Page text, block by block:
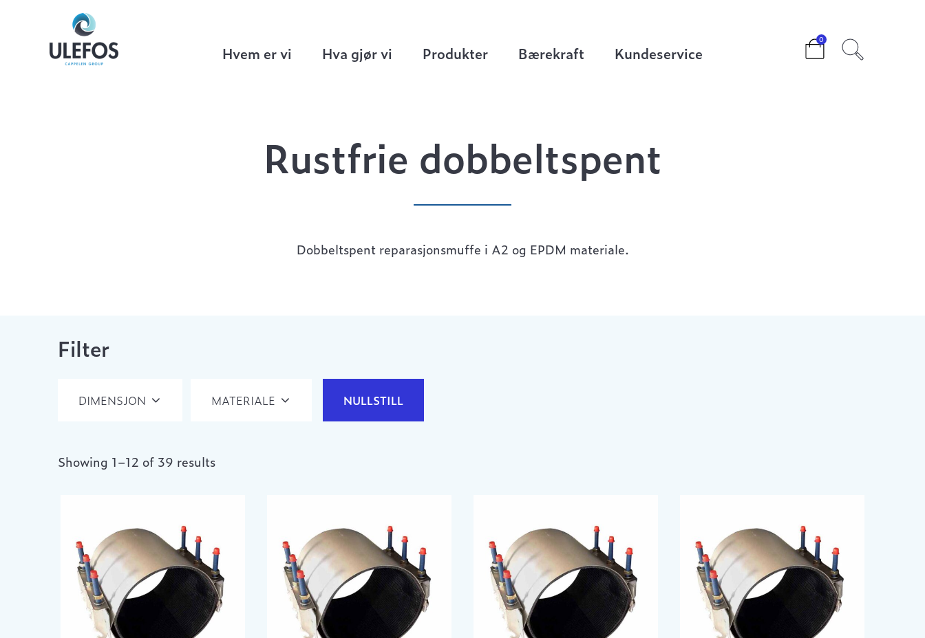
0
Hvem er vi Hva gjør vi Produkter Bærekraft Kundeservice
Ulefos>
Rustfrie dobbeltspent
Dobbeltspent reparasjonsmuffe i A2 og EPDM materiale.
Filter
DIMENSJON MATERIALE NULLSTILL
Showing 1–12 of 39 results